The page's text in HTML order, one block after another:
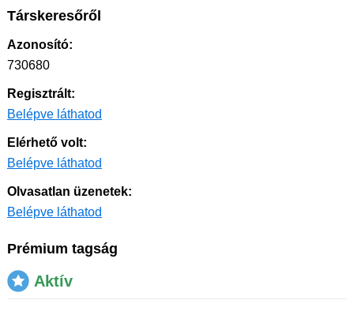
Társkeresőről
Azonosító:
730680
Regisztrált:
Belépve láthatod
Elérhető volt:
Belépve láthatod
Olvasatlan üzenetek:
Belépve láthatod
Prémium tagság
Aktív